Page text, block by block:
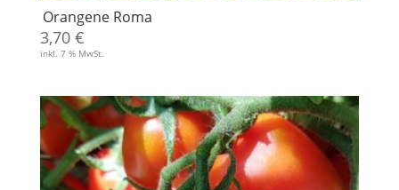
Orangene Roma
3,70 €
inkl. 7 % MwSt.